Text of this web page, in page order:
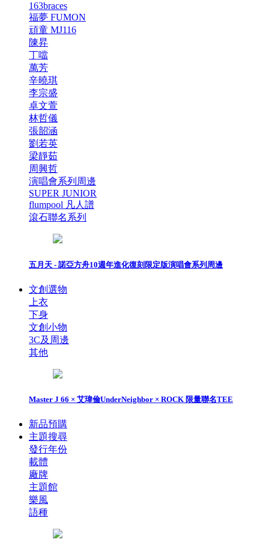
163braces
福夢 FUMON
頑童 MJ116
陳昇
丁噹
萬芳
辛曉琪
李宗盛
卓文萱
林哲儀
張韶涵
劉若英
梁靜茹
周興哲
演唱會系列周邊
SUPER JUNIOR
flumpool 凡人譜
滾石聯名系列
五月天 - 諾亞方舟10週年進化復刻限定版演唱會系列周邊
文創選物
上衣
下身
文創小物
3C及周邊
其他
Master J 66 × 艾瑋倫UnderNeighbor × ROCK 限量聯名TEE
新品預購
主題搜尋
發行年份
載體
廠牌
主題館
樂風
語種